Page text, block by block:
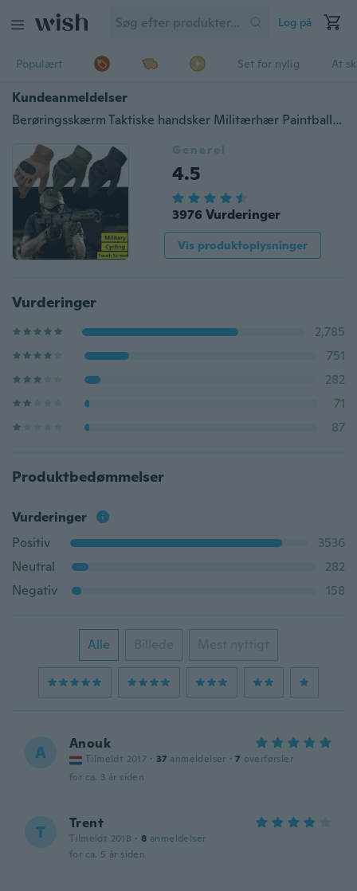
Log på
Populært Set for nylig At
Kundeanmeldelser
Berøringsskærm Taktiske handsker Militærhær Paintball Skydning Airsoft Bekæmpelse af skridsikker gummi Hård knæk Full fingerhandsker
Generel
4.5
3976 Vurderinger
Vis produktoplysninger
Vurderinger
2,785
751
282
71
87
Produktbedømmelser
Vurderinger
Positiv
3536
Neutral
282
Negativ
158
Alle Billede Mest nyttigt
A Anouk
Tilmeldt 2017 · 37 anmeldelser · 7 overførsler
for ca. 3 år siden
T Trent
Tilmeldt 2018 · 8 anmeldelser
for ca. 5 år siden